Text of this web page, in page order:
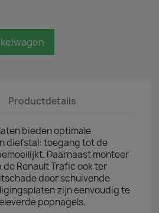
Productdetails
bieden optimale
diefstal: toegang tot de
Daarnaast monteer
Renault Trafic ook ter
door schuivende
zijn eenvoudig te
popnagels.